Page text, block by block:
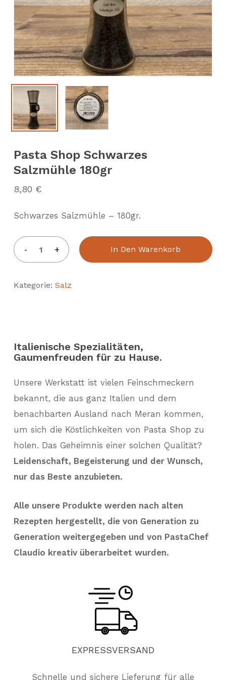
Pasta Shop Schwarzes
Salzmühle 180gr
8,80 €
Schwarzes Salzmühle – 180gr.
In Den Warenkorb
Kategorie: Salz
Italienische Spezialitäten,
Gaumenfreuden für zu Hause.
Unsere Werkstatt ist vielen Feinschmeckern
bekannt, die aus ganz Italien und dem
benachbarten Ausland nach Meran kommen,
um sich die Köstlichkeiten von Pasta Shop zu
holen. Das Geheimnis einer solchen Qualität?
Leidenschaft, Begeisterung und der Wunsch,
nur das Beste anzubieten.
Alle unsere Produkte werden nach alten
Rezepten hergestellt, die von Generation zu
Generation weitergegeben und von PastaChef
Claudio kreativ überarbeitet wurden.
EXPRESSVERSAND
Schnelle und sichere Lieferung für alle